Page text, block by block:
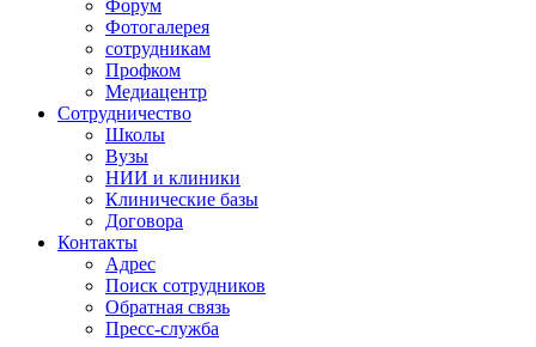
Форум
Фотогалерея
сотрудникам
Профком
Медиацентр
Сотрудничество
Школы
Вузы
НИИ и клиники
Клинические базы
Договора
Контакты
Адрес
Поиск сотрудников
Обратная связь
Пресс-служба